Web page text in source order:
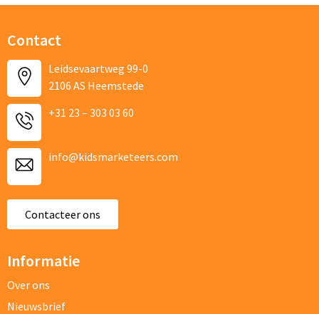
Contact
Leidsevaartweg 99-0
2106 AS Heemstede
+31 23 – 303 03 60
info@kidsmarketeers.com
Contacteer ons
Informatie
Over ons
Nieuwsbrief